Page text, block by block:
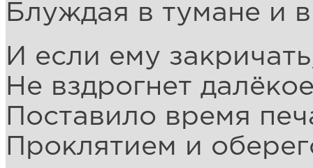
Блуждая в тумане и
И если ему
Не вздрогнет
Поставило время
Проклятием и